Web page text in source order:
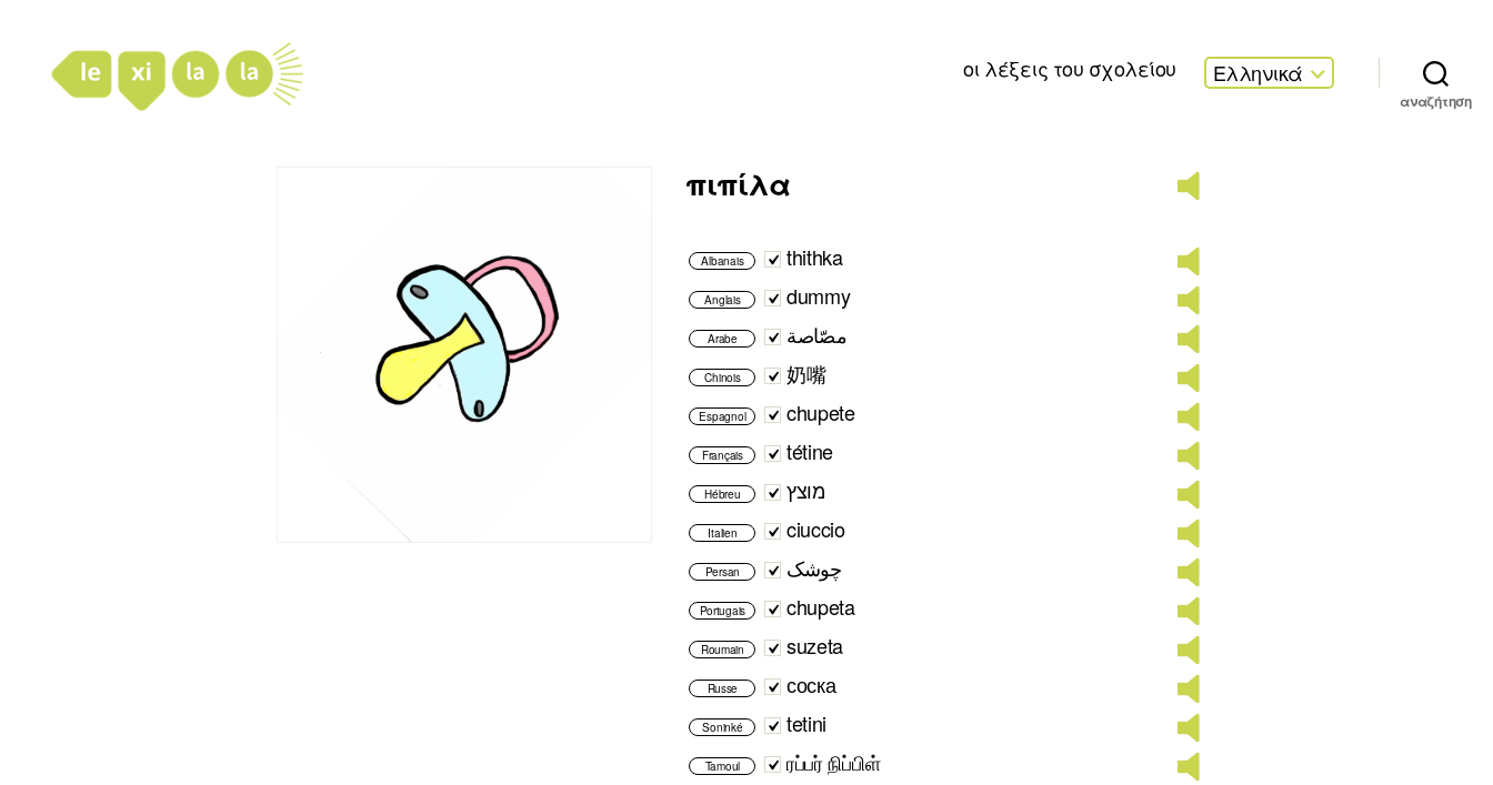
οι λέξεις του σχολείου Ελληνικά
αναζήτηση
πιπίλα
Albanais thithka
Anglais dummy
Arabe مصّاصة
Chinois 奶嘴
Espagnol chupete
Français tétine
Hébreu מוצץ
Italien ciuccio
Persan چوشک
Portugais chupeta
Roumain suzeta
Russe соска
Soninké tetini
Tamoul ரப்பர் நிப்பிள்